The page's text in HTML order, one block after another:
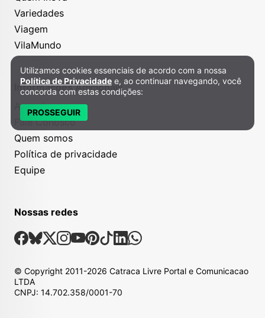
Variedades
Viagem
VilaMundo
Informações Adicionais
Anuncie
Fale Conosco
Quem somos
Política de privacidade
Equipe
Nossas redes
Nossas Redes Sociais
Facebook
Bsky
X Instagram
Youtube
Pinterest
TiktokLinkedin
Whatsapp
© Copyright 2011-2026 Catraca Livre Portal e Comunicacao
LTDA
CNPJ: 14.702.358/0001-70
Política de Privacidade e Cookies
Utilizamos cookies essenciais de acordo com a nossa
Política de Privacidade e, ao continuar navegando, você
concorda com estas condições:
PROSSEGUIR